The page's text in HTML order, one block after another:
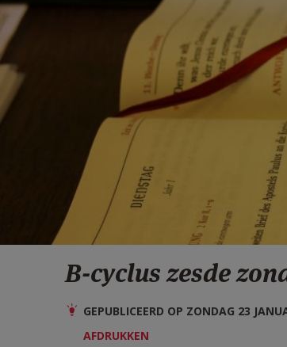
B-cyclus zesde
GEPUBLICEERD OP ZONDAG 23
AFDRUKKEN